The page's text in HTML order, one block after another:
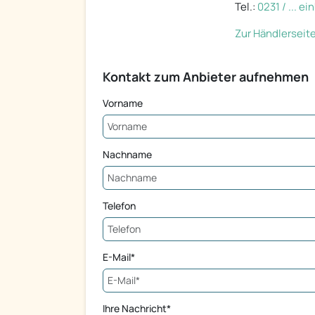
Tel.: 0231 / ...
Zur Händlerseite
Kontakt zum Anbieter aufnehmen
Vorname
Nachname
Telefon
E-Mail*
Ihre Nachricht*